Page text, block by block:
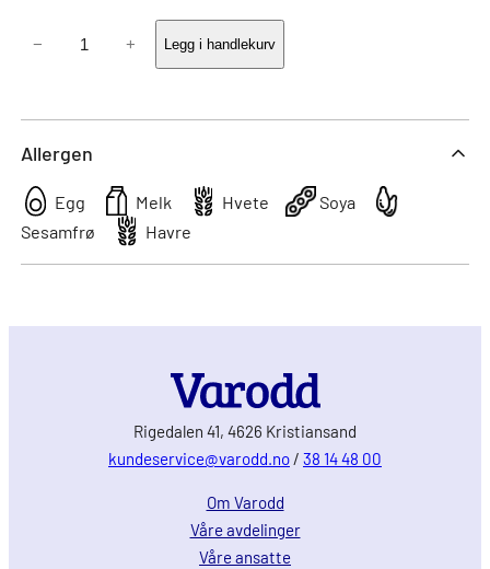
teriyakikylling
antall
− + Legg i handlekurv
Allergen
Egg Melk Hvete
Soya
Sesamfrø
Havre
Rigedalen 41, 4626 Kristiansand
kundeservice@varodd.no / 38 14 48 00
Om Varodd
Våre avdelinger
Våre ansatte